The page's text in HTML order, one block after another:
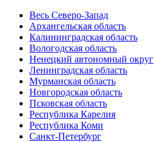
Весь Северо-Запад
Архангельская область
Калининградская область
Вологодская область
Ненецкий автономный округ
Ленинградская область
Мурманская область
Новгородская область
Псковская область
Республика Карелия
Республика Коми
Санкт-Петербург